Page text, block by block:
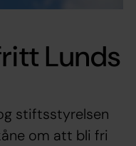
Lunds
stiftsstyrelsen
om att bli fri